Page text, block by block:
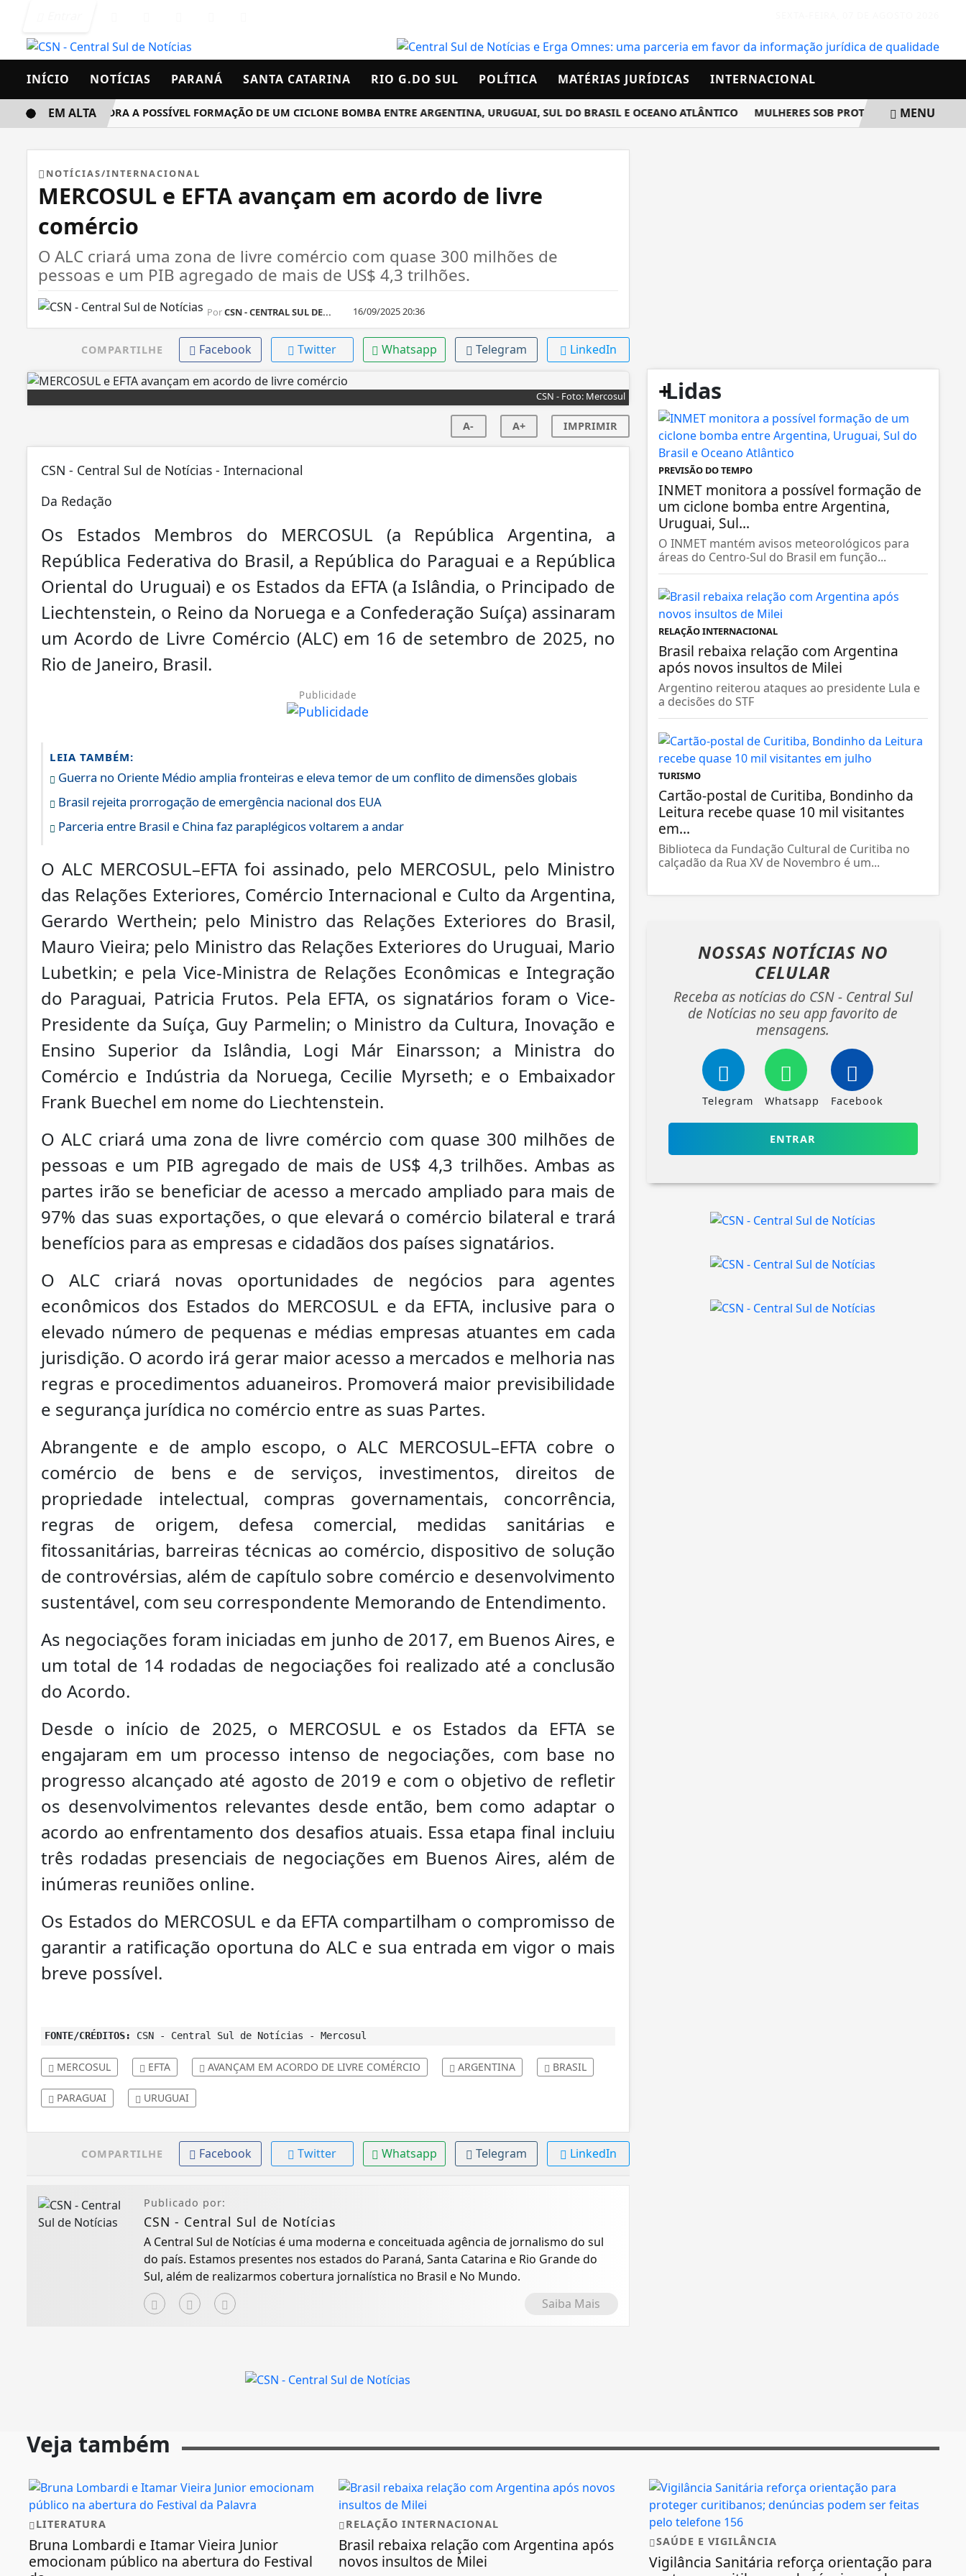
INÍCIO NOTÍCIAS PARANÁ SANTA CATARINA RIO G.DO SUL POLÍTICA MATÉRIAS JURÍDICAS INTERNACIONAL
INMET MONITORA A POSSÍVEL FORMAÇÃO DE UM CICLONE BOMBA ENTRE ARGENTINA, URUGUAI, SUL DO BRASIL E OCEANO ATLÂNTICO MULHERES SOB PROTEÇÃO RECEBERÃO
EM ALTA MENU
NOTÍCIAS/INTERNACIONAL
MERCOSUL e EFTA avançam em acordo de livre
comércio
O ALC criará uma zona de livre comércio com quase 300 milhões de
pessoas e um PIB agregado de mais de US$ 4,3 trilhões.
PorCSN - CENTRAL SUL DE... 16/09/2025 20:36
COMPARTILHE Facebook Twitter Whatsapp Telegram LinkedIn
CSN - Foto: Mercosul
A- A+ IMPRIMIR
CSN - Central Sul de Notícias - Internacional
Da Redação
Os Estados Membros do MERCOSUL (a República Argentina, a
República Federativa do Brasil, a República do Paraguai e a República
Oriental do Uruguai) e os Estados da EFTA (a Islândia, o Principado de
Liechtenstein, o Reino da Noruega e a Confederação Suíça) assinaram
um Acordo de Livre Comércio (ALC) em 16 de setembro de 2025, no
Rio de Janeiro, Brasil.
Publicidade
LEIA TAMBÉM:
Guerra no Oriente Médio amplia fronteiras e eleva temor de um conflito de dimensões globais
Brasil rejeita prorrogação de emergência nacional dos EUA
Parceria entre Brasil e China faz paraplégicos voltarem a andar
O ALC MERCOSUL–EFTA foi assinado, pelo MERCOSUL, pelo Ministro
das Relações Exteriores, Comércio Internacional e Culto da Argentina,
Gerardo Werthein; pelo Ministro das Relações Exteriores do Brasil,
Mauro Vieira; pelo Ministro das Relações Exteriores do Uruguai, Mario
Lubetkin; e pela Vice-Ministra de Relações Econômicas e Integração
do Paraguai, Patricia Frutos. Pela EFTA, os signatários foram o Vice-
Presidente da Suíça, Guy Parmelin; o Ministro da Cultura, Inovação e
Ensino Superior da Islândia, Logi Már Einarsson; a Ministra do
Comércio e Indústria da Noruega, Cecilie Myrseth; e o Embaixador
Frank Buechel em nome do Liechtenstein.
O ALC criará uma zona de livre comércio com quase 300 milhões de
pessoas e um PIB agregado de mais de US$ 4,3 trilhões. Ambas as
partes irão se beneficiar de acesso a mercado ampliado para mais de
97% das suas exportações, o que elevará o comércio bilateral e trará
benefícios para as empresas e cidadãos dos países signatários.
O ALC criará novas oportunidades de negócios para agentes
econômicos dos Estados do MERCOSUL e da EFTA, inclusive para o
elevado número de pequenas e médias empresas atuantes em cada
jurisdição. O acordo irá gerar maior acesso a mercados e melhoria nas
regras e procedimentos aduaneiros. Promoverá maior previsibilidade
e segurança jurídica no comércio entre as suas Partes.
Abrangente e de amplo escopo, o ALC MERCOSUL–EFTA cobre o
comércio de bens e de serviços, investimentos, direitos de
propriedade intelectual, compras governamentais, concorrência,
regras de origem, defesa comercial, medidas sanitárias e
fitossanitárias, barreiras técnicas ao comércio, dispositivo de solução
de controvérsias, além de capítulo sobre comércio e desenvolvimento
sustentável, com seu correspondente Memorando de Entendimento.
As negociações foram iniciadas em junho de 2017, em Buenos Aires, e
um total de 14 rodadas de negociações foi realizado até a conclusão
do Acordo.
Desde o início de 2025, o MERCOSUL e os Estados da EFTA se
engajaram em um processo intenso de negociações, com base no
progresso alcançado até agosto de 2019 e com o objetivo de refletir
os desenvolvimentos relevantes desde então, bem como adaptar o
acordo ao enfrentamento dos desafios atuais. Essa etapa final incluiu
três rodadas presenciais de negociações em Buenos Aires, além de
inúmeras reuniões online.
Os Estados do MERCOSUL e da EFTA compartilham o compromisso de
garantir a ratificação oportuna do ALC e sua entrada em vigor o mais
breve possível.
FONTE/CRÉDITOS: CSN - Central Sul de Notícias - Mercosul
MERCOSUL EFTA AVANÇAM EM ACORDO DE LIVRE COMÉRCIO ARGENTINA BRASIL
PARAGUAI URUGUAI
COMPARTILHE Facebook Twitter Whatsapp Telegram LinkedIn
Publicado por:
CSN - Central Sul de Notícias
A Central Sul de Notícias é uma moderna e conceituada agência de jornalismo do sul
do país. Estamos presentes nos estados do Paraná, Santa Catarina e Rio Grande do
Sul, além de realizarmos cobertura jornalística no Brasil e No Mundo.
Saiba Mais
+
Lidas
PREVISÃO DO TEMPO
INMET monitora a possível formação de
um ciclone bomba entre Argentina,
Uruguai, Sul...
O INMET mantém avisos meteorológicos para
áreas do Centro-Sul do Brasil em função...
RELAÇÃO INTERNACIONAL
Brasil rebaixa relação com Argentina
após novos insultos de Milei
Argentino reiterou ataques ao presidente Lula e
a decisões do STF
TURISMO
Cartão-postal de Curitiba, Bondinho da
Leitura recebe quase 10 mil visitantes
em...
Biblioteca da Fundação Cultural de Curitiba no
calçadão da Rua XV de Novembro é um...
NOSSAS NOTÍCIAS NO
CELULAR
Receba as notícias do CSN - Central Sul
de Notícias no seu app favorito de
mensagens.
Telegram Whatsapp Facebook
ENTRAR
Veja também
LITERATURA
Bruna Lombardi e Itamar Vieira Junior
emocionam público na abertura do Festival
RELAÇÃO INTERNACIONAL
Brasil rebaixa relação com Argentina após
novos insultos de Milei
SAÚDE E VIGILÂNCIA
Vigilância Sanitária reforça orientação para